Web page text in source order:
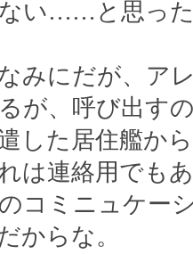
い……と思っ
みにだが、ア
が、呼び出す
した居住艦か
は連絡用でも
コミニュケー
からな。